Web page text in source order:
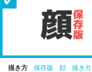
描き方 保存版 顔 描き方